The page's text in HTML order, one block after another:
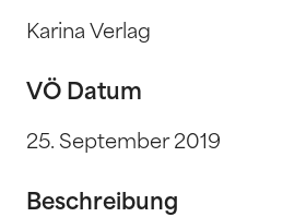
Karina Verlag
VÖ Datum
25. September 2019
Beschreibung